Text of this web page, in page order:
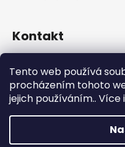
Tento web používá
procházením tohoto
jejich používáním..
Kontakt
728737662
https://
rsrperformance